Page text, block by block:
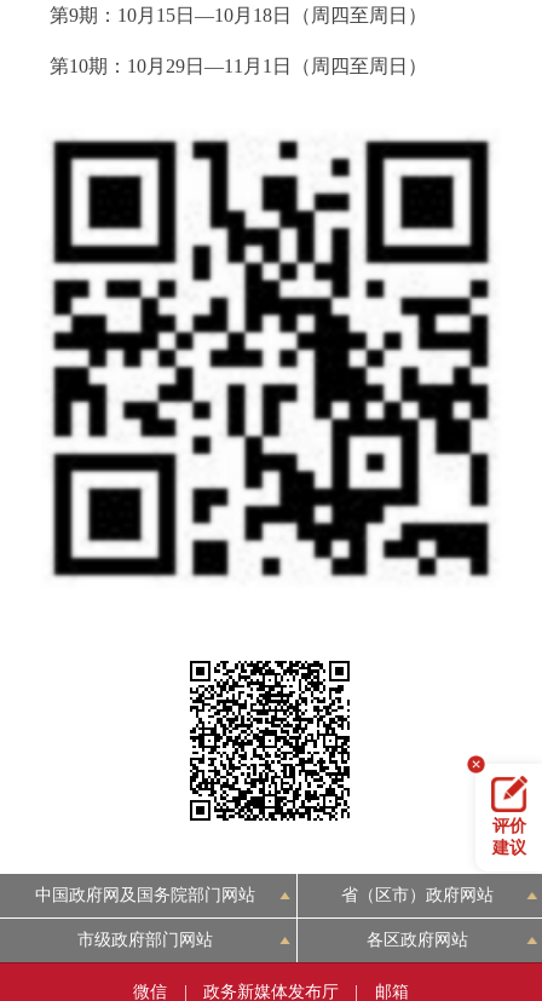
第9期：10月15日—10月18日（周四至周日）
第10期：10月29日—11月1日（周四至周日）
评价
建议
中国政府网及国务院部门网站 省（区市）政府网站
市级政府部门网站 各区政府网站
微信 政务新媒体发布厅 邮箱